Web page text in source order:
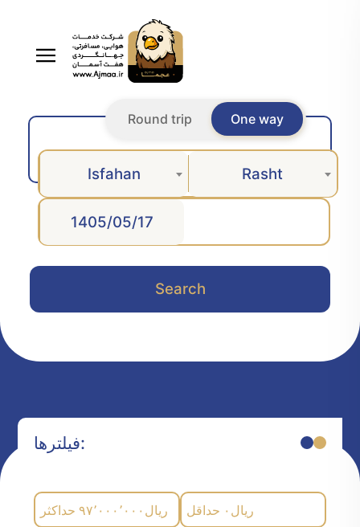
One way
Round trip
Isfahan Rasht
Search
فیلترها:
حداکثر ۹۷٬۰۰۰٬۰۰۰ ریال حداقل ۰ ریال